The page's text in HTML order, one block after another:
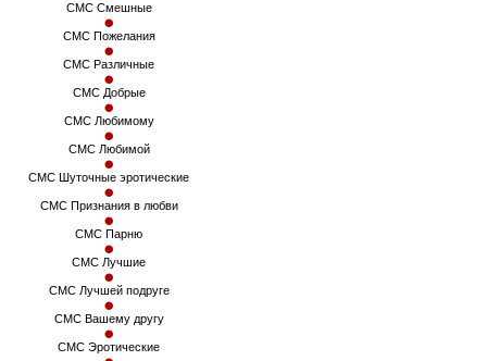
СМС Смешные
СМС Пожелания
СМС Различные
СМС Добрые
СМС Любимому
СМС Любимой
СМС Шуточные эротические
СМС Признания в любви
СМС Парню
СМС Лучшие
СМС Лучшей подруге
СМС Вашему другу
СМС Эротические